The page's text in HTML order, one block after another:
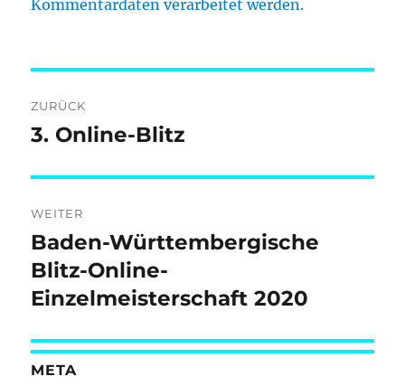
Kommentardaten verarbeitet werden.
ZURÜCK
Vorheriger
3. Online-Blitz
WEITER
Nächster
Beitrag:
Baden-Württembergische
Blitz-Online-
Einzelmeisterschaft 2020
META